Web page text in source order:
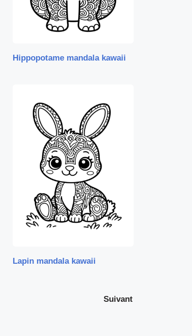
Hippopotame mandala kawaii
Lapin mandala kawaii
Suivant